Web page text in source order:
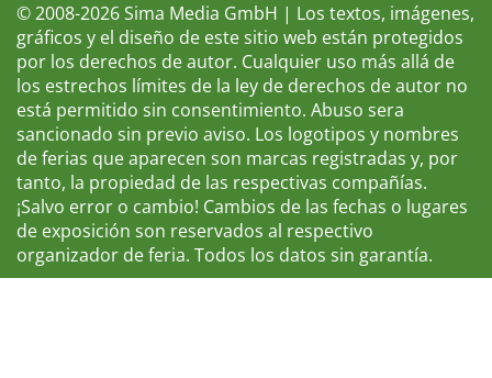
© 2008-2026 Sima Media GmbH | Los textos, imágenes,
gráficos y el diseño de este sitio web están protegidos
por los derechos de autor. Cualquier uso más allá de
los estrechos límites de la ley de derechos de autor no
está permitido sin consentimiento. Abuso sera
sancionado sin previo aviso. Los logotipos y nombres
de ferias que aparecen son marcas registradas y, por
tanto, la propiedad de las respectivas compañías.
¡Salvo error o cambio! Cambios de las fechas o lugares
de exposición son reservados al respectivo
organizador de feria. Todos los datos sin garantía.